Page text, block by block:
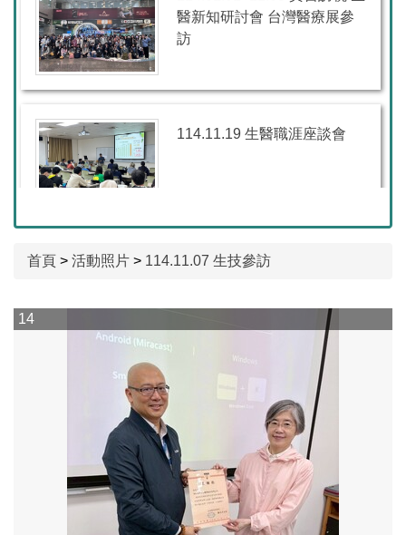
醫新知研討會 台灣醫療展參
訪
114.11.19 生醫職涯座談會
114.11.07 生技參訪
114.10.05 國際交流
114.12.17系週會
首頁 > 活動照片 > 114.11.07 生技參訪
14